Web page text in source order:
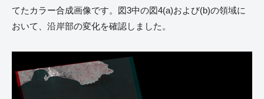
てたカラー合成画像です。図3中の図4(a)および(b)の領域に
おいて、沿岸部の変化を確認しました。